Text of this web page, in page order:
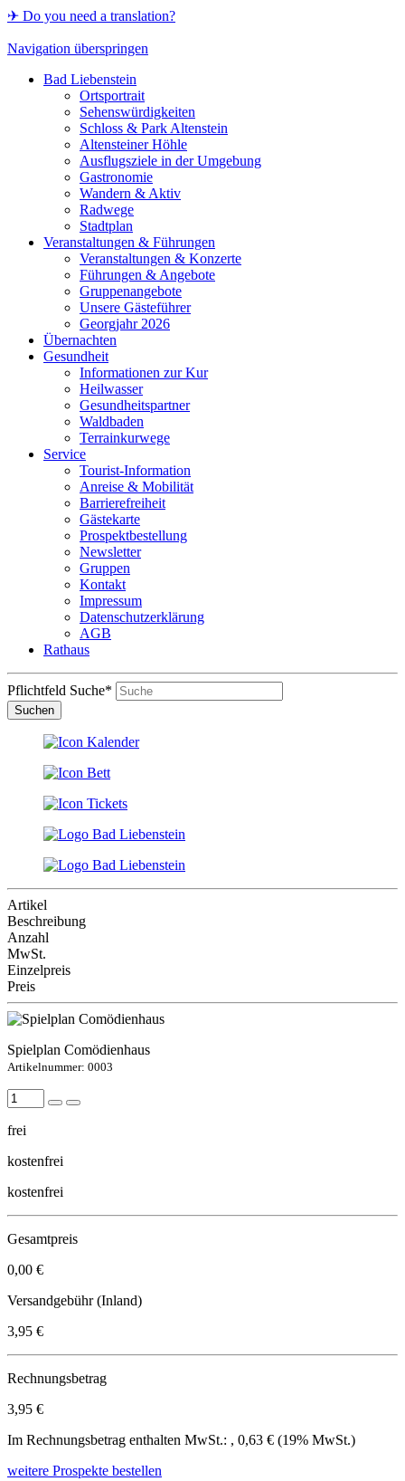
✈ Do you need a translation?
Navigation überspringen
Bad Liebenstein
Ortsportrait
Sehenswürdigkeiten
Schloss & Park Altenstein
Altensteiner Höhle
Ausflugsziele in der Umgebung
Gastronomie
Wandern & Aktiv
Radwege
Stadtplan
Veranstaltungen & Führungen
Veranstaltungen & Konzerte
Führungen & Angebote
Gruppenangebote
Unsere Gästeführer
Georgjahr 2026
Übernachten
Gesundheit
Informationen zur Kur
Heilwasser
Gesundheitspartner
Waldbaden
Terrainkurwege
Service
Tourist-Information
Anreise & Mobilität
Barrierefreiheit
Gästekarte
Prospektbestellung
Newsletter
Gruppen
Kontakt
Impressum
Datenschutzerklärung
AGB
Rathaus
Pflichtfeld Suche*
Suchen
Artikel
Beschreibung
Anzahl
MwSt.
Einzelpreis
Preis
Spielplan Comödienhaus
Artikelnummer: 0003
frei
kostenfrei
kostenfrei
Gesamtpreis
0,00 €
Versandgebühr (Inland)
3,95 €
Rechnungsbetrag
3,95 €
Im Rechnungsbetrag enthalten MwSt.: , 0,63 € (19% MwSt.)
weitere Prospekte bestellen